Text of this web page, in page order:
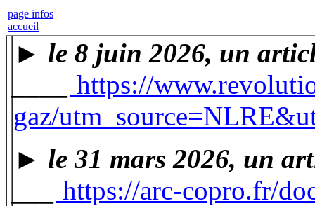
page infos
accueil
► le 8 juin 2026, un
https://
gaz/
► le 31 mars 2026, un
https://arc-copro.fr/